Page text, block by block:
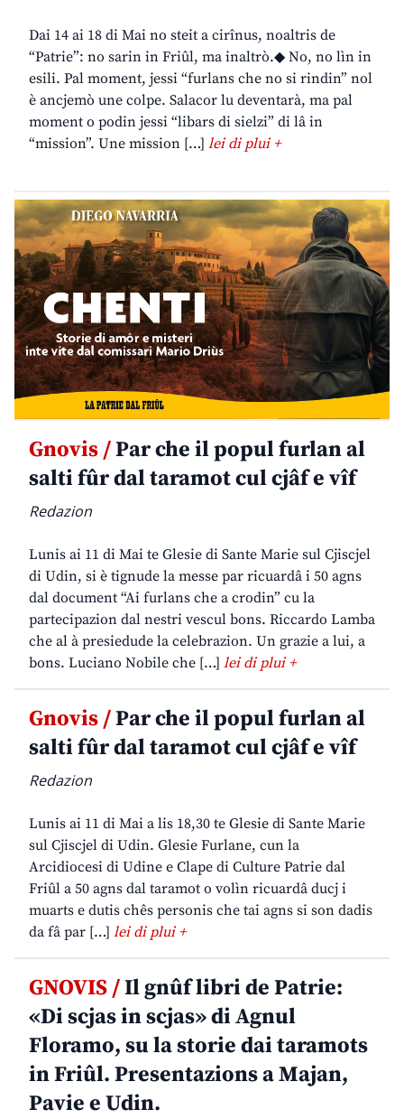
Dai 14 ai 18 di Mai no steit a cirînus, noaltris de
“Patrie”: no sarin in Friûl, ma inaltrò.◆ No, no lìn in
esili. Pal moment, jessi “furlans che no si rindin” nol
è ancjemò une colpe. Salacor lu deventarà, ma pal
moment o podin jessi “libars di sielzi” di lâ in
“mission”. Une mission […] lei di plui +
Gnovis /Par che il popul furlan al
salti fûr dal taramot cul cjâf e vîf
Redazion
Lunis ai 11 di Mai te Glesie di Sante Marie sul Cjiscjel
di Udin, si è tignude la messe par ricuardâ i 50 agns
dal document “Ai furlans che a crodin” cu la
partecipazion dal nestri vescul bons. Riccardo Lamba
che al à presiedude la celebrazion. Un grazie a lui, a
bons. Luciano Nobile che […] lei di plui +
Gnovis /Par che il popul furlan al
salti fûr dal taramot cul cjâf e vîf
Redazion
Lunis ai 11 di Mai a lis 18,30 te Glesie di Sante Marie
sul Cjiscjel di Udin. Glesie Furlane, cun la
Arcidiocesi di Udine e Clape di Culture Patrie dal
Friûl a 50 agns dal taramot o volìn ricuardâ ducj i
muarts e dutis chês personis che tai agns si son dadis
da fâ par […] lei di plui +
GNOVIS /Il gnûf libri de Patrie:
«Di scjas in scjas» di Agnul
Floramo, su la storie dai taramots
in Friûl. Presentazions a Majan,
Pavie e Udin.